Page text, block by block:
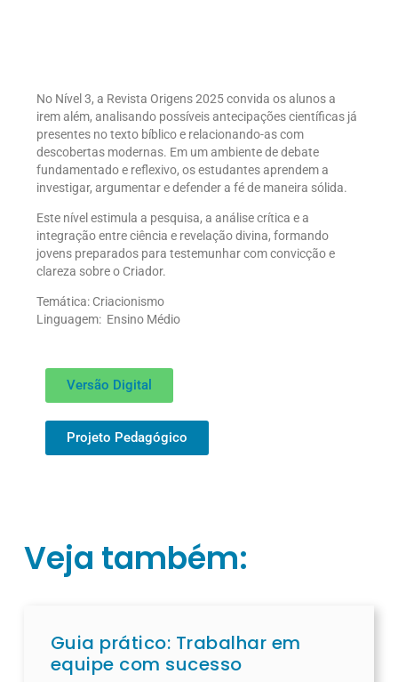
No Nível 3, a Revista Origens 2025 convida os alunos a
irem além, analisando possíveis antecipações científicas já
presentes no texto bíblico e relacionando-as com
descobertas modernas. Em um ambiente de debate
fundamentado e reflexivo, os estudantes aprendem a
investigar, argumentar e defender a fé de maneira sólida.
Este nível estimula a pesquisa, a análise crítica e a
integração entre ciência e revelação divina, formando
jovens preparados para testemunhar com convicção e
clareza sobre o Criador.
Temática: Criacionismo
Linguagem: Ensino Médio
Versão Digital
Projeto Pedagógico
Veja também:
Guia prático: Trabalhar em
equipe com sucesso